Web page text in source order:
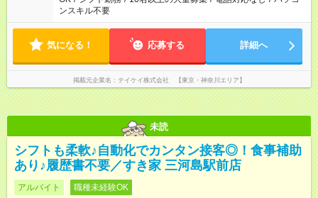
ンスキル不要
気になる！ 応募する 詳細へ
掲載元企業名 テイケイ株式会社 【東京・神奈川エリア】
未読
シフトも柔軟♪自動化でカンタン接客◎！食事補助
あり♪履歴書不要／すき家 三河島駅前店
アルバイト 職種未経験OK